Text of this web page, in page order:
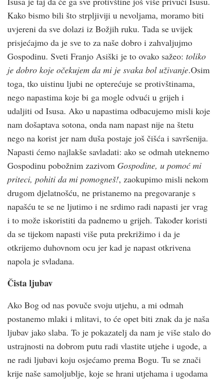
Kako bismo bili što strpljiviji u nevoljama, moramo biti
uvjereni da sve dolazi iz Božjih ruku. Tada se uvijek
prisjećajmo da je sve to za naše dobro i zahvaljujmo
Gospodinu. Sveti Franjo Asiški je to ovako sažeo: toliko
je dobro koje očekujem da mi je svaka bol uživanje.Osim
toga, tko uistinu ljubi ne opterećuje se protivštinama,
nego napastima koje bi ga mogle odvući u grijeh i
udaljiti od Isusa. Ako u napastima odbacujemo misli koje
nam došaptava sotona, onda nam napast nije na štetu
nego na korist jer nam duša postaje još čišća i savršenija.
Napasti ćemo najlakše savladati: ako se odmah uteknemo
Gospodinu pobožnim zazivom Gospodine, u pomoć mi
priteci, pohiti da mi pomogneš!, zaokupimo misli nekom
drugom djelatnošću, ne pristanemo na pregovaranje s
napašću te se ne ljutimo i ne srdimo radi napasti jer vrag
i to može iskoristiti da padnemo u grijeh. Također koristi
da se tijekom napasti više puta prekrižimo i da je
otkrijemo duhovnom ocu jer kad je napast otkrivena
napola je svladana.
Čista ljubav
Ako Bog od nas povuče svoju utjehu, a mi odmah
postanemo mlaki i mlitavi, to će opet biti znak da je naša
ljubav jako slaba. To je pokazatelj da nam je više stalo do
ustrajnosti na dobrom putu radi vlastite utjehe i ugode, a
ne radi ljubavi koju osjećamo prema Bogu. Tu se znači
krije naše samoljublje, koje se hrani utjehama i ugodama